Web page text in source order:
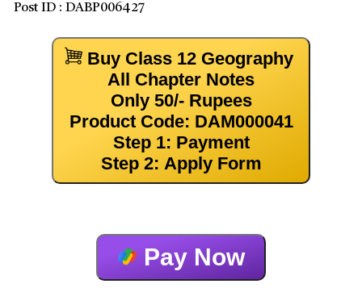
Post ID : DABP006427
Buy Class 12 Geography
All Chapter Notes
Only 50/- Rupees
Product Code: DAM000041
Step 1: Payment
Step 2: Apply Form
Pay Now